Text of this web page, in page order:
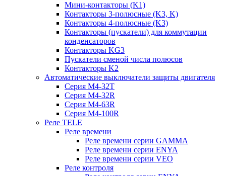
Мини-контакторы (K1)
Контакторы 3-полюсные (K3, K)
Контакторы 4-полюсные (K3)
Контакторы (пускатели) для коммутации
конденсаторов
Контакторы KG3
Пускатели сменой числа полюсов
Контакторы K2
Автоматические выключатели защиты двигателя
Серия M4-32T
Серия M4-32R
Серия M4-63R
Серия M4-100R
Реле TELE
Реле времени
Реле времени серии GAMMA
Реле времени серии ENYA
Реле времени серии VEO
Реле контроля